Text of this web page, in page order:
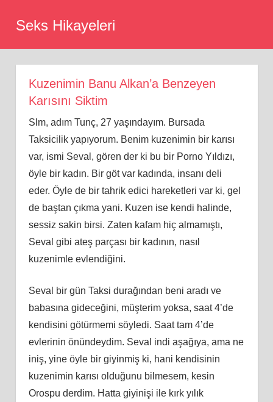
Seks Hikayeleri
Kuzenimin Banu Alkan’a Benzeyen
Karısını Siktim
Slm, adım Tunç, 27 yaşındayım. Bursada
Taksicilik yapıyorum. Benim kuzenimin bir karısı
var, ismi Seval, gören der ki bu bir Porno Yıldızı,
öyle bir kadın. Bir göt var kadında, insanı deli
eder. Öyle de bir tahrik edici hareketleri var ki, gel
de baştan çıkma yani. Kuzen ise kendi halinde,
sessiz sakin birsi. Zaten kafam hiç almamıştı,
Seval gibi ateş parçası bir kadının, nasıl
kuzenimle evlendiğini.
Seval bir gün Taksi durağından beni aradı ve
babasına gideceğini, müşterim yoksa, saat 4’de
kendisini götürmemi söyledi. Saat tam 4’de
evlerinin önündeydim. Seval indi aşağıya, ama ne
iniş, yine öyle bir giyinmiş ki, hani kendisinin
kuzenimin karısı olduğunu bilmesem, kesin
Orospu derdim. Hatta giyinişi ile kırk yılık